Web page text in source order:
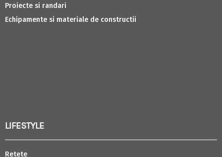
Proiecte si randari
Echipamente si materiale de constructii
LIFESTYLE
Retete